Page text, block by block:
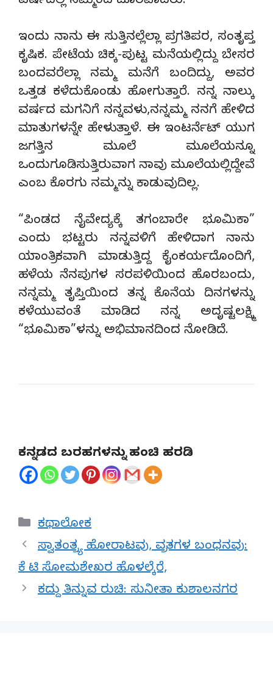
ಇಂದು ನಾನು ಈ ಸುತ್ತಿನಲ್ಲೆಲ್ಲಾ ಪ್ರಗತಿಪರ, ಸಂತೃಪ್ತ
ಕೃಷಿಕ. ಪೇಟೆಯ ಚಿಕ್ಕ-ಪುಟ್ಟ ಮನೆಯಲ್ಲಿದ್ದು ಬೇಸರ
ಬಂದವರೆಲ್ಲಾ ನಮ್ಮ ಮನೆಗೆ ಬಂದಿದ್ದು, ಅವರ
ಒತ್ತಡ ಕಳೆದುಕೊಂಡು ಹೋಗುತ್ತಾರೆ. ನನ್ನ ನಾಲ್ಕು
ವರ್ಷದ ಮಗನಿಗೆ ನನ್ನವಳು,ನನ್ನಮ್ಮ ನನಗೆ ಹೇಳಿದ
ಮಾತುಗಳನ್ನೇ ಹೇಳುತ್ತಾಳೆ. ಈ ಇಂಟರ್ನೆಟ್ ಯುಗ
ಜಗತ್ತಿನ ಮೂಲೆ ಮೂಲೆಯನ್ನೂ
ಒಂದುಗೂಡಿಸುತ್ತಿರುವಾಗ ನಾವು ಮೂಲೆಯಲ್ಲಿದ್ದೇವೆ
ಎಂಬ ಕೊರಗು ನಮ್ಮನ್ನು ಕಾಡುವುದಿಲ್ಲ.
“ಪಿಂಡದ ನೈವೇದ್ಯಕ್ಕೆ ತಗಂಬಾರೇ ಭೂಮಿಕಾ”
ಎಂದು ಭಟ್ಟರು ನನ್ನವಳಿಗೆ ಹೇಳಿದಾಗ ನಾನು
ಯಾಂತ್ರಿಕವಾಗಿ ಮಾಡುತ್ತಿದ್ದ ಕೈಂಕರ್ಯದೊಂದಿಗೆ,
ಹಳೆಯ ನೆನಪುಗಳ ಸರಪಳಿಯಿಂದ ಹೊರಬಂದು,
ನನ್ನಮ್ಮ ತೃಪ್ತಿಯಿಂದ ತನ್ನ ಕೊನೆಯ ದಿನಗಳನ್ನು
ಕಳೆಯುವಂತೆ ಮಾಡಿದ ನನ್ನ ಅದೃಷ್ಟಲಕ್ಷ್ಮಿ
“ಭೂಮಿಕಾ”ಳನ್ನು ಅಭಿಮಾನದಿಂದ ನೋಡಿದೆ.
ಕನ್ನಡದ ಬರಹಗಳನ್ನು ಹಂಚಿ ಹರಡಿ
Categories
ಕಥಾಲೋಕ
ಸ್ವಾತಂತ್ರ್ಯ ಹೋರಾಟವು, ವ್ರತಗಳ ಬಂಧನವು:
ಕೆ ಟಿ ಸೋಮಶೇಖರ ಹೊಳಲ್ಕೆರೆ,
ಕದ್ದು ತಿನ್ನುವ ರುಚಿ: ಸುನೀತಾ ಕುಶಾಲನಗರ